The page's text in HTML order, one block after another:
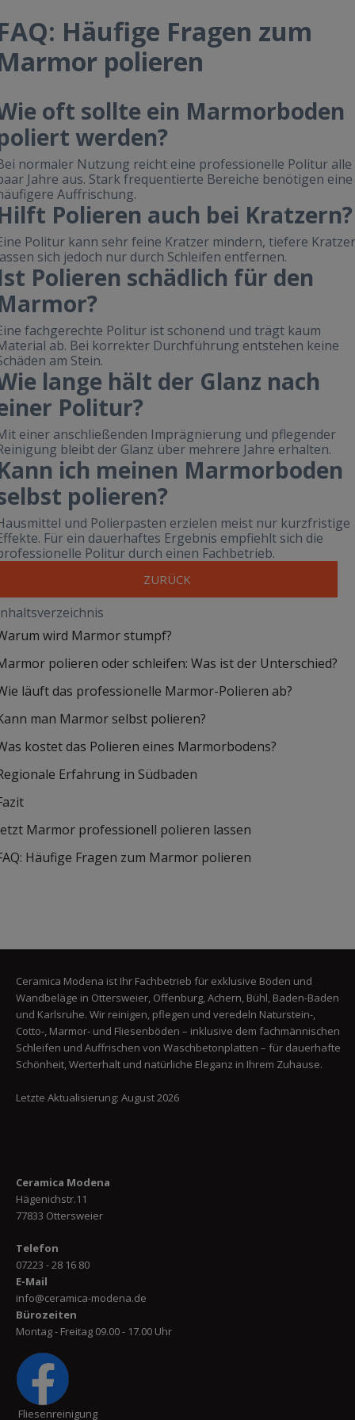
ZURÜCK
wird Marmor stumpf?
polieren oder schleifen: Was ist der Unterschied?
läuft das professionelle Marmor-Polieren ab?
man Marmor selbst polieren?
kostet das Polieren eines Marmorbodens?
Erfahrung in Südbaden
Marmor professionell polieren lassen
Häufige Fragen zum Marmor polieren
Häufige Fragen zum
polieren
oft sollte ein Marmorboden
werden?
normaler Nutzung reicht eine professionelle Politur alle
Jahre aus. Stark frequentierte Bereiche benötigen eine
Auffrischung.
Polieren auch bei Kratzern?
Politur kann sehr feine Kratzer mindern, tiefere Kratzer
sich jedoch nur durch Schleifen entfernen.
Polieren schädlich für den
fachgerechte Politur ist schonend und trägt kaum
ab. Bei korrekter Durchführung entstehen keine
am Stein.
lange hält der Glanz nach
Politur?
einer anschließenden Imprägnierung und pflegender
bleibt der Glanz über mehrere Jahre erhalten.
ich meinen Marmorboden
polieren?
und Polierpasten erzielen meist nur kurzfristige
Für ein dauerhaftes Ergebnis empfiehlt sich die
Politur durch einen Fachbetrieb.
Ceramica Modena ist Ihr Fachbetrieb für exklusive Böden und
Wandbeläge in Ottersweier, Offenburg, Achern, Bühl, Baden-Baden
und Karlsruhe. Wir reinigen, pflegen und veredeln Naturstein-,
Cotto-, Marmor- und Fliesenböden – inklusive dem fachmännischen
Schleifen und Auffrischen von Waschbetonplatten – für dauerhafte
Schönheit, Werterhalt und natürliche Eleganz in Ihrem Zuhause.
Letzte Aktualisierung: August 2026
Ceramica Modena
Hägenichstr.11
77833 Ottersweier
Telefon
07223 - 28 16 80
E-Mail
info@ceramica-modena.de
Bürozeiten
Montag - Freitag 09.00 - 17.00 Uhr
Fliesenreinigung